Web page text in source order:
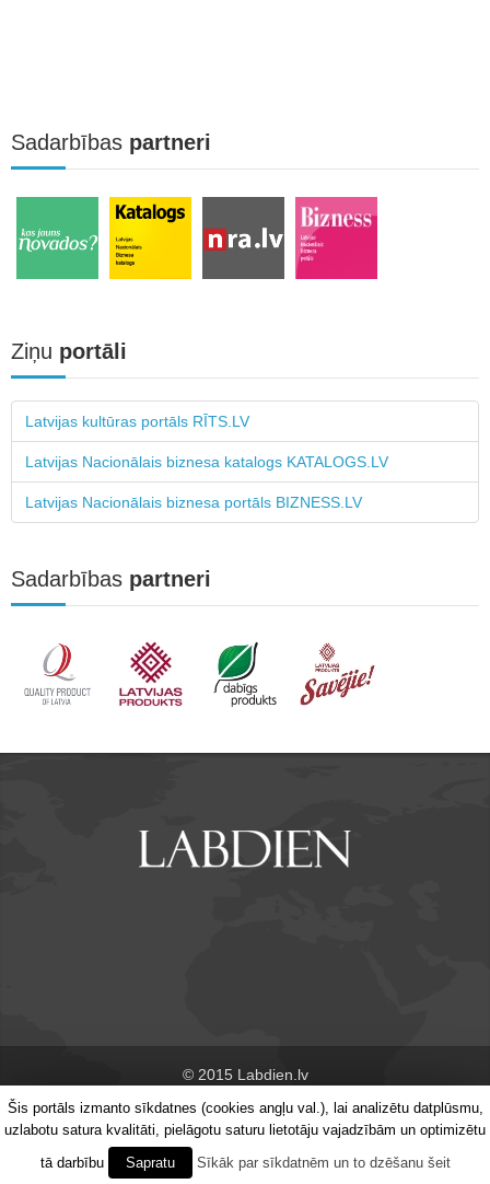
Sadarbības partneri
Ziņu portāli
Latvijas kultūras portāls RĪTS.LV
Latvijas Nacionālais biznesa katalogs KATALOGS.LV
Latvijas Nacionālais biznesa portāls BIZNESS.LV
Sadarbības partneri
© 2015 Labdien.lv
Par portālu Kontakti
Šis portāls izmanto sīkdatnes (cookies angļu val.), lai analizētu datplūsmu,
uzlabotu satura kvalitāti, pielāgotu saturu lietotāju vajadzībām un optimizētu
tā darbību
Sapratu Sīkāk par sīkdatnēm un to dzēšanu šeit